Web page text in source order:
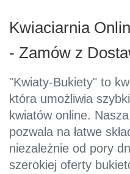
Kwiaciarnia
- Zamów z
"Kwiaty-Bukiety" to
która umożliwia
kwiatów online.
pozwala na łatwe
niezależnie od pory
szerokiej oferty